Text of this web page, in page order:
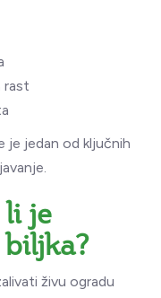
rast
je jedan od ključnih
je
živu ogradu